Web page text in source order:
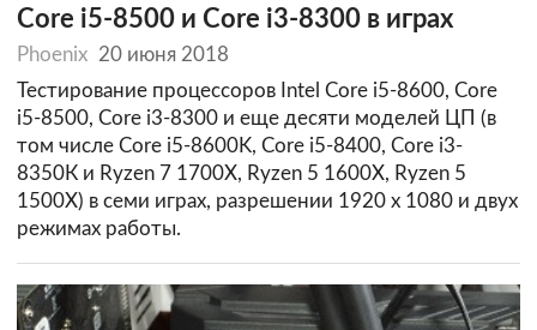
Core i5-8500 и Core i3-8300 в играх
Phoenix 20 июня 2018
Тестирование процессоров Intel Core i5-8600, Core
i5-8500, Core i3-8300 и еще десяти моделей ЦП (в
том числе Core i5-8600K, Core i5-8400, Core i3-
8350К и Ryzen 7 1700X, Ryzen 5 1600X, Ryzen 5
1500X) в семи играх, разрешении 1920 х 1080 и двух
режимах работы.